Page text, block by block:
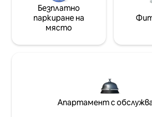
Безплатно
паркиране на
място
Апартамент с